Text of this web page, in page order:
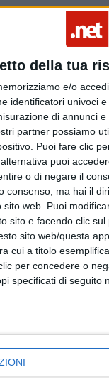
della tua
e/o
identificatori univoci
di annunci
partner possiamo
Puoi fare clic
puoi
o di negare il
consenso, ma hai il
web. Puoi
sito e facendo clic
sito web/questa
cui a titolo
per concedere o
specificati di
quali è del
sgomberare il
quando sono
era data
quella interna.
segnò un
gemelle di